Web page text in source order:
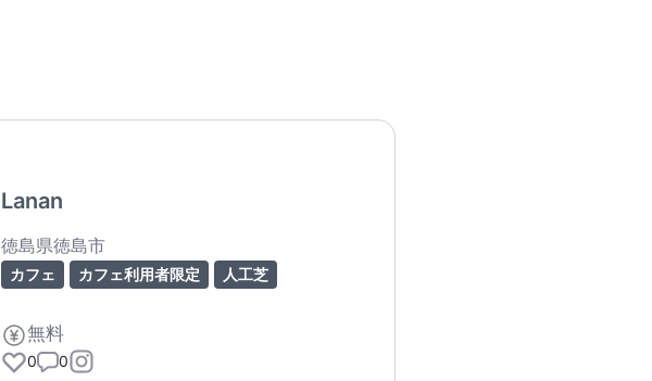
Lanan
徳島県徳島市
カフェ カフェ利用者限定 人工芝
無料
0 0